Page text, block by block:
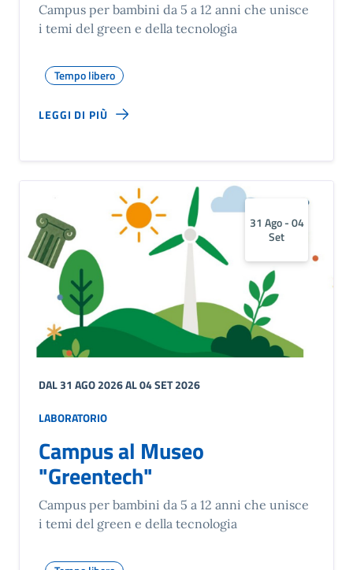
Campus per bambini da 5 a 12 anni che unisce
i temi del green e della tecnologia
Tempo libero
LEGGI DI PIÙ
31 Ago - 04
Set
DAL 31 AGO 2026 AL 04 SET 2026
LABORATORIO
Campus al Museo
"Greentech"
Campus per bambini da 5 a 12 anni che unisce
i temi del green e della tecnologia